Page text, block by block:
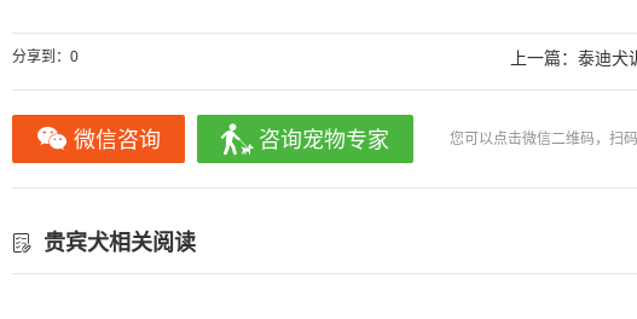
分享到： 0 上一篇：泰迪犬
微信咨询 咨询宠物专家 您可以点击微信二维码，扫
贵宾犬相关阅读